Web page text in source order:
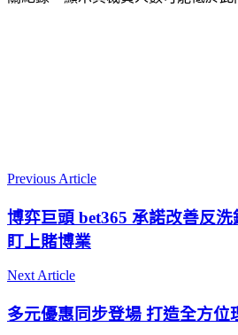
Previous Article
博弈巨頭 bet365 承諾改善反
盯上賭博業
Next Article
多元優惠同步登場 打造全方位